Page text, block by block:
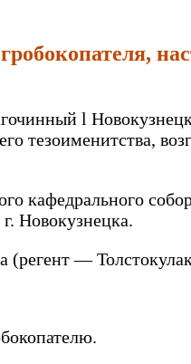
l
тезоименитства,
кафедрального
Новокузнецка.
—